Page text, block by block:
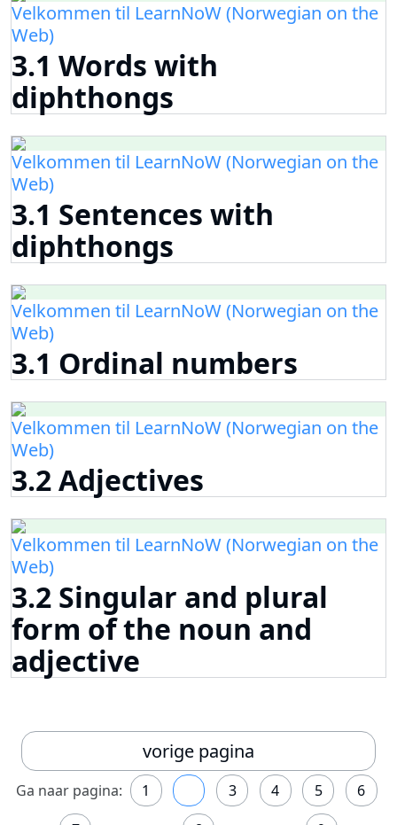
Velkommen til LearnNoW (Norwegian on the
Web)
3.1 Words with
diphthongs
Velkommen til LearnNoW (Norwegian on the
Web)
3.1 Sentences with
diphthongs
Velkommen til LearnNoW (Norwegian on the
Web)
3.1 Ordinal numbers
Velkommen til LearnNoW (Norwegian on the
Web)
3.2 Adjectives
Velkommen til LearnNoW (Norwegian on the
Web)
3.2 Singular and plural
form of the noun and
adjective
vorige pagina
Ga naar pagina: 1 3 4 5
6